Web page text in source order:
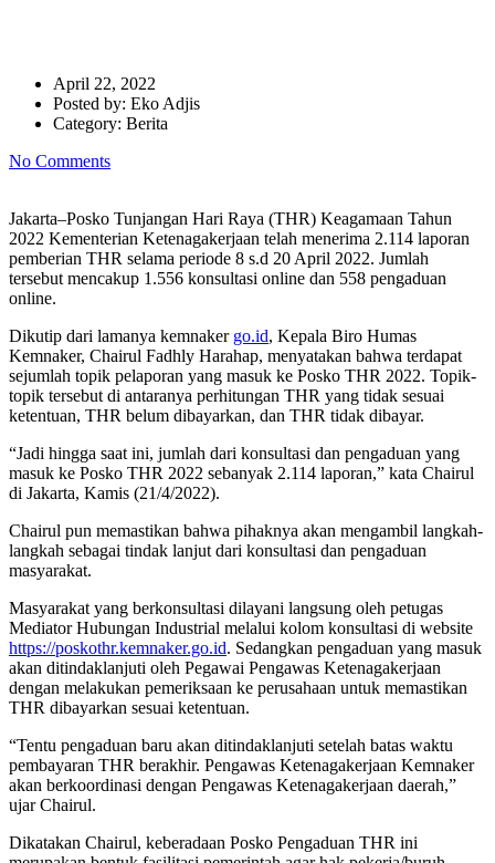
April 22, 2022
Posted by: Eko Adjis
Category: Berita
No Comments
Jakarta–Posko Tunjangan Hari Raya (THR) Keagamaan Tahun
2022 Kementerian Ketenagakerjaan telah menerima 2.114 laporan
pemberian THR selama periode 8 s.d 20 April 2022. Jumlah
tersebut mencakup 1.556 konsultasi online dan 558 pengaduan
online.
Dikutip dari lamanya kemnaker go.id, Kepala Biro Humas
Kemnaker, Chairul Fadhly Harahap, menyatakan bahwa terdapat
sejumlah topik pelaporan yang masuk ke Posko THR 2022. Topik-
topik tersebut di antaranya perhitungan THR yang tidak sesuai
ketentuan, THR belum dibayarkan, dan THR tidak dibayar.
“Jadi hingga saat ini, jumlah dari konsultasi dan pengaduan yang
masuk ke Posko THR 2022 sebanyak 2.114 laporan,” kata Chairul
di Jakarta, Kamis (21/4/2022).
Chairul pun memastikan bahwa pihaknya akan mengambil langkah-
langkah sebagai tindak lanjut dari konsultasi dan pengaduan
masyarakat.
Masyarakat yang berkonsultasi dilayani langsung oleh petugas
Mediator Hubungan Industrial melalui kolom konsultasi di website
https://poskothr.kemnaker.go.id. Sedangkan pengaduan yang masuk
akan ditindaklanjuti oleh Pegawai Pengawas Ketenagakerjaan
dengan melakukan pemeriksaan ke perusahaan untuk memastikan
THR dibayarkan sesuai ketentuan.
“Tentu pengaduan baru akan ditindaklanjuti setelah batas waktu
pembayaran THR berakhir. Pengawas Ketenagakerjaan Kemnaker
akan berkoordinasi dengan Pengawas Ketenagakerjaan daerah,”
ujar Chairul.
Dikatakan Chairul, keberadaan Posko Pengaduan THR ini